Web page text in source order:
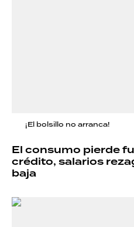
¡El bolsillo no arranca!
El consumo pierde
crédito, salarios
baja